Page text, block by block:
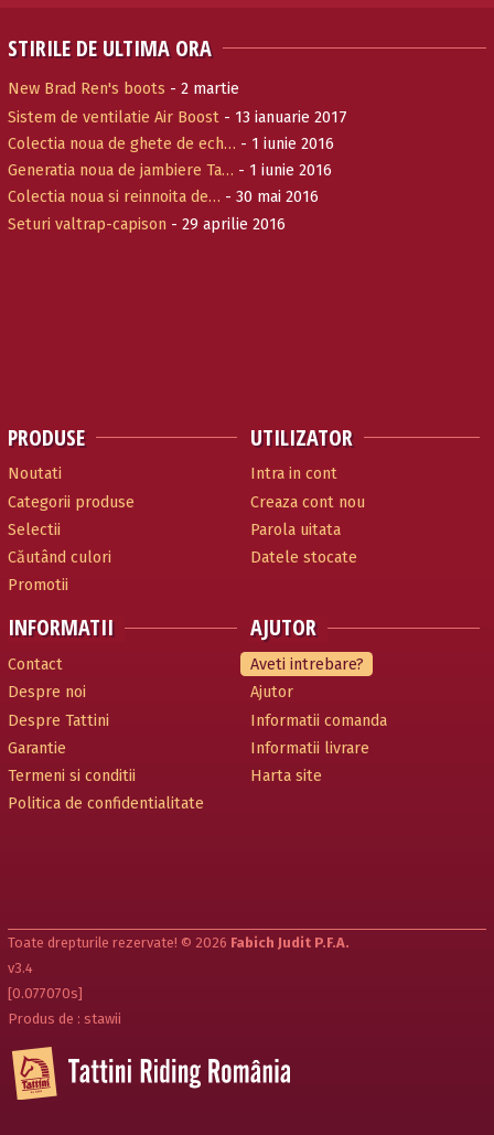
STIRILE DE ULTIMA ORA
New Brad Ren's boots - 2 martie
Sistem de ventilatie Air Boost - 13 ianuarie 2017
Colectia noua de ghete de ech… - 1 iunie 2016
Generatia noua de jambiere Ta… - 1 iunie 2016
Colectia noua si reinnoita de… - 30 mai 2016
Seturi valtrap-capison - 29 aprilie 2016
PRODUSE
Noutati
Categorii produse
Selectii
Căutând culori
Promotii
INFORMATII
Contact
Despre noi
Despre Tattini
Garantie
Termeni si conditii
Politica de confidentialitate
UTILIZATOR
Intra in cont
Creaza cont nou
Parola uitata
Datele stocate
AJUTOR
Aveti intrebare?
Ajutor
Informatii comanda
Informatii livrare
Harta site
Toate drepturile rezervate! © 2026 Fabich Judit P.F.A.
v3.4
[0.077070s]
Produs de : stawii